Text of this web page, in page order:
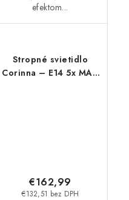
efektom...
Stropné svietidlo
Corinna – E14 5x MAX
€132,51 bez DPH
€162,99